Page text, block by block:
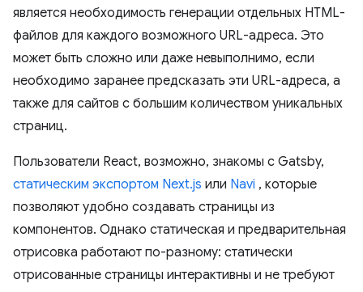
является необходимость генерации отдельных HTML-
файлов для каждого возможного URL-адреса. Это
может быть сложно или даже невыполнимо, если
необходимо заранее предсказать эти URL-адреса, а
также для сайтов с большим количеством уникальных
страниц.
Пользователи React, возможно, знакомы с Gatsby,
статическим экспортом Next.js или Navi , которые
позволяют удобно создавать страницы из
компонентов. Однако статическая и предварительная
отрисовка работают по-разному: статически
отрисованные страницы интерактивны и не требуют